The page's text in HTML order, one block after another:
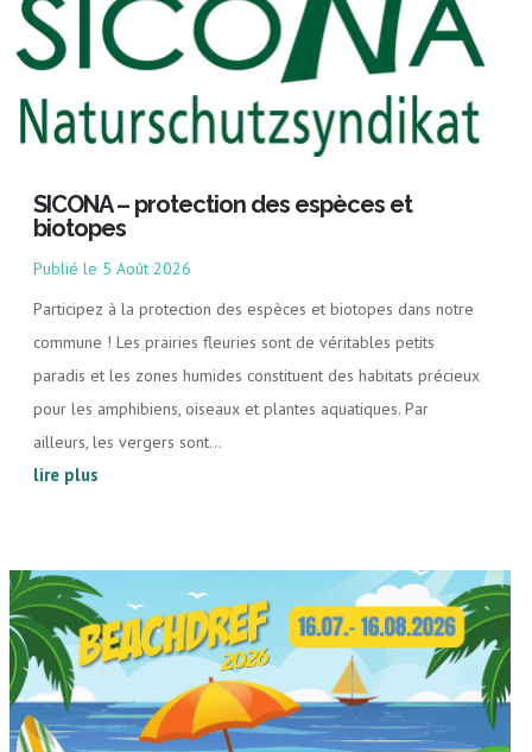
SICONA – protection des espèces et
biotopes
5 Août 2026
Participez à la protection des espèces et biotopes dans notre
commune ! Les prairies fleuries sont de véritables petits
paradis et les zones humides constituent des habitats précieux
pour les amphibiens, oiseaux et plantes aquatiques. Par
ailleurs, les vergers sont...
lire plus